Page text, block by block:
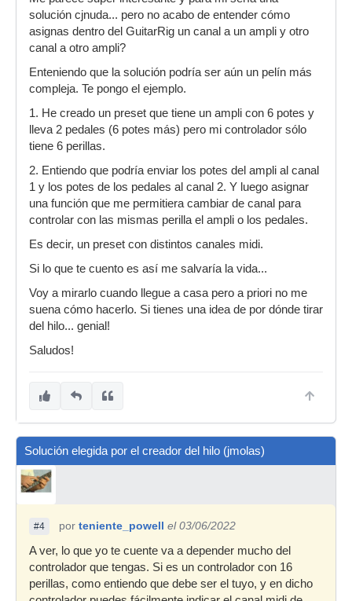
solución cjnuda... pero no acabo de entender cómo
asignas dentro del GuitarRig un canal a un ampli y otro
canal a otro ampli?
Enteniendo que la solución podría ser aún un pelín más
compleja. Te pongo el ejemplo.
1. He creado un preset que tiene un ampli con 6 potes y
lleva 2 pedales (6 potes más) pero mi controlador sólo
tiene 6 perillas.
2. Entiendo que podría enviar los potes del ampli al canal
1 y los potes de los pedales al canal 2. Y luego asignar
una función que me permitiera cambiar de canal para
controlar con las mismas perilla el ampli o los pedales.
Es decir, un preset con distintos canales midi.
Si lo que te cuento es así me salvaría la vida...
Voy a mirarlo cuando llegue a casa pero a priori no me
suena cómo hacerlo. Si tienes una idea de por dónde tirar
del hilo... genial!
Saludos!
Solución elegida por el creador del hilo (jmolas)
#4 por teniente_powell el 03/06/2022
A ver, lo que yo te cuente va a depender mucho del
controlador que tengas. Si es un controlador con 16
perillas, como entiendo que debe ser el tuyo, y en dicho